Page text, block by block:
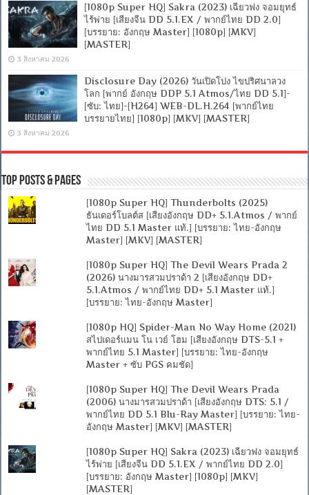
[1080p Super HQ] Sakra (2023) เฉียวฟง จอมยุทธ์
ไร้พ่าย [เสียงจีน DD 5.1.EX / พากย์ไทย DD 2.0]
[บรรยาย: อังกฤษ Master] [1080p] [MKV]
[MASTER]
3 สิงหาคม 2026
Disclosure Day (2026) วันเปิดโปง ไขปริศนาลวง
โลก [พากย์ อังกฤษ DDP 5.1 Atmos/ไทย DD 5.1]-
[ซับ: ไทย]-[H264] WEB-DL.H.264 [พากย์ไทย
บรรยายไทย] [1080p] [MKV] [MASTER]
3 สิงหาคม 2026
Top Posts & Pages
[1080p Super HQ] Thunderbolts (2025)
ธันเดอร์โบลต์ส [เสียงอังกฤษ DD+ 5.1.Atmos / พากย์
ไทย DD 5.1 Master แท้.] [บรรยาย: ไทย-อังกฤษ
Master] [MKV] [MASTER]
[1080p Super HQ] The Devil Wears Prada 2
(2026) นางมารสวมปราด้า 2 [เสียงอังกฤษ DD+
5.1.Atmos / พากย์ไทย DD+ 5.1 Master แท้.]
[บรรยาย: ไทย-อังกฤษ Master]
[1080p HQ] Spider-Man No Way Home (2021)
สไปเดอร์แมน โน เวย์ โฮม [เสียงอังกฤษ DTS-5.1 +
พากย์ไทย 5.1 Master] [บรรยาย: ไทย-อังกฤษ
Master + ซับ PGS คมชัด]
[1080p Super HQ] The Devil Wears Prada
(2006) นางมารสวมปราด้า [เสียงอังกฤษ DTS: 5.1 /
พากย์ไทย DD 5.1 Blu-Ray Master] [บรรยาย: ไทย-
อังกฤษ Master] [MKV] [MASTER]
[1080p Super HQ] Sakra (2023) เฉียวฟง จอมยุทธ์
ไร้พ่าย [เสียงจีน DD 5.1.EX / พากย์ไทย DD 2.0]
[บรรยาย: อังกฤษ Master] [1080p] [MKV]
[MASTER]